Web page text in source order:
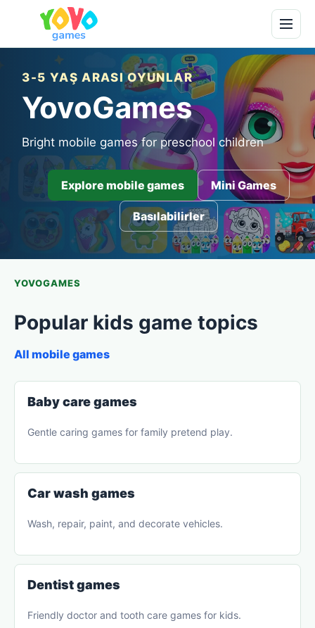
3-5 YAŞ ARASI OYUNLAR
YovoGames
Bright mobile games for preschool children
Explore mobile games Mini Games
Basılabilirler
YOVOGAMES
Popular kids game topics
All mobile games
Baby care games
Gentle caring games for family pretend play.
Car wash games
Wash, repair, paint, and decorate vehicles.
Dentist games
Friendly doctor and tooth care games for kids.